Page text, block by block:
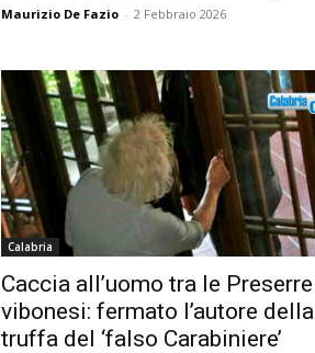
Maurizio De Fazio - 2 Febbraio 2026
Calabria
Caccia all’uomo tra le Preserre
vibonesi: fermato l’autore della
truffa del ‘falso Carabiniere’